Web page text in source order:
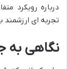
درباره رویکرد
تجربه ای ارزشمند
نگاهی به